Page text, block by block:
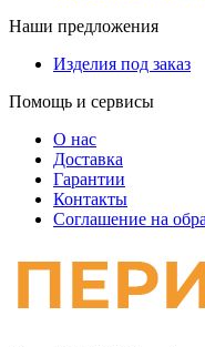
Наши предложения
Изделия под заказ
Помощь и сервисы
О нас
Доставка
Гарантии
Контакты
Соглашение на